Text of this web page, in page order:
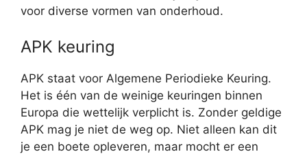
voor diverse vormen van onderhoud.
APK keuring
APK staat voor Algemene Periodieke Keuring.
Het is één van de weinige keuringen binnen
Europa die wettelijk verplicht is. Zonder geldige
APK mag je niet de weg op. Niet alleen kan dit
je een boete opleveren, maar mocht er een